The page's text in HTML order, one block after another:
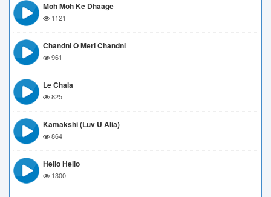
Moh Moh Ke Dhaage
1121
Chandni O Meri Chandni
961
Le Chala
825
Kamakshi (Luv U Alia)
864
Hello Hello
1300